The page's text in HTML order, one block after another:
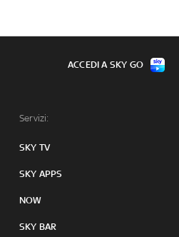
Servizi:
SKY TV
SKY APPS
NOW
SKY BAR
ACCEDI A SKY GO